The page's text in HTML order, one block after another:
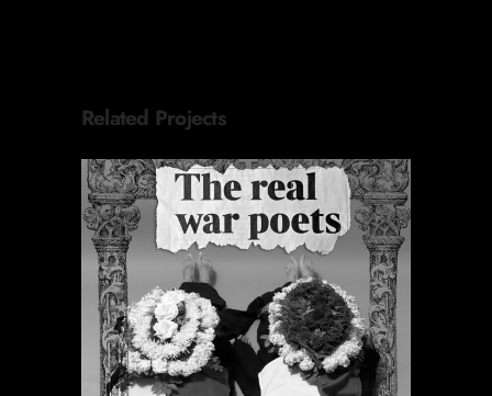
Related Projects
ORACIONES PERIÓDICAS
Proyectos